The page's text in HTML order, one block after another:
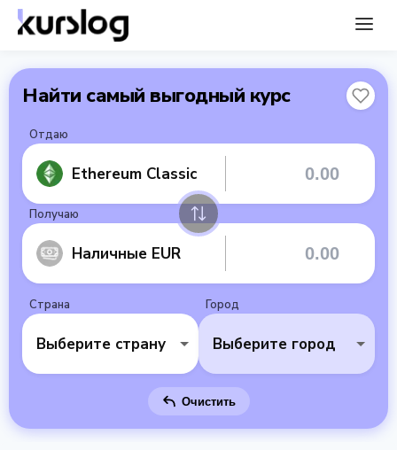
Найти самый выгодный курс
Отдаю
Ethereum Classic
Получаю
Наличные EUR
Страна
Выберите страну
Город
Выберите город
Очистить